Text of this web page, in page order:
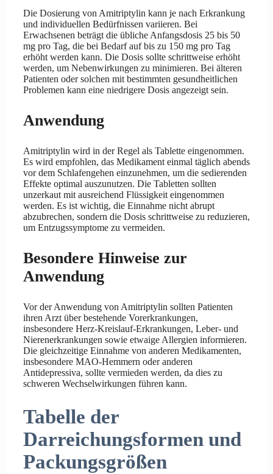
Die Dosierung von Amitriptylin kann je nach Erkrankung
und individuellen Bedürfnissen variieren. Bei
Erwachsenen beträgt die übliche Anfangsdosis 25 bis 50
mg pro Tag, die bei Bedarf auf bis zu 150 mg pro Tag
erhöht werden kann. Die Dosis sollte schrittweise erhöht
werden, um Nebenwirkungen zu minimieren. Bei älteren
Patienten oder solchen mit bestimmten gesundheitlichen
Problemen kann eine niedrigere Dosis angezeigt sein.
Anwendung
Amitriptylin wird in der Regel als Tablette eingenommen.
Es wird empfohlen, das Medikament einmal täglich abends
vor dem Schlafengehen einzunehmen, um die sedierenden
Effekte optimal auszunutzen. Die Tabletten sollten
unzerkaut mit ausreichend Flüssigkeit eingenommen
werden. Es ist wichtig, die Einnahme nicht abrupt
abzubrechen, sondern die Dosis schrittweise zu reduzieren,
um Entzugssymptome zu vermeiden.
Besondere Hinweise zur
Anwendung
Vor der Anwendung von Amitriptylin sollten Patienten
ihren Arzt über bestehende Vorerkrankungen,
insbesondere Herz-Kreislauf-Erkrankungen, Leber- und
Nierenerkrankungen sowie etwaige Allergien informieren.
Die gleichzeitige Einnahme von anderen Medikamenten,
insbesondere MAO-Hemmern oder anderen
Antidepressiva, sollte vermieden werden, da dies zu
schweren Wechselwirkungen führen kann.
Tabelle der
Darreichungsformen und
Packungsgrößen